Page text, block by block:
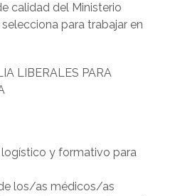
calidad del Ministerio
para trabajar en
LIBERALES PARA
y formativo para
los/as médicos/as